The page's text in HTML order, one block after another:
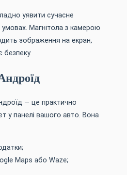
уявити сучасне
умовах. Магнітола з камерою
зображення на екран,
безпеку.
— це практично
у панелі вашого авто. Вона
Maps або Waze;